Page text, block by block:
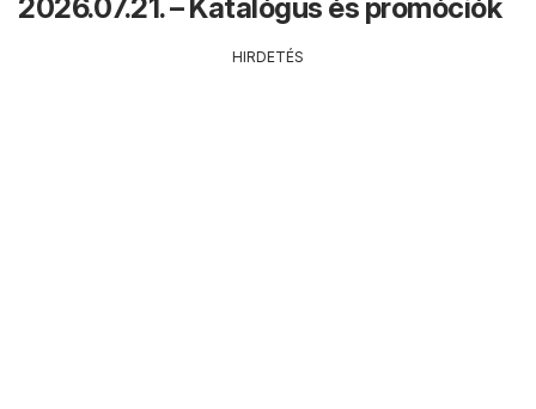
2026.07.21. – Katalógus és promóciók
HIRDETÉS